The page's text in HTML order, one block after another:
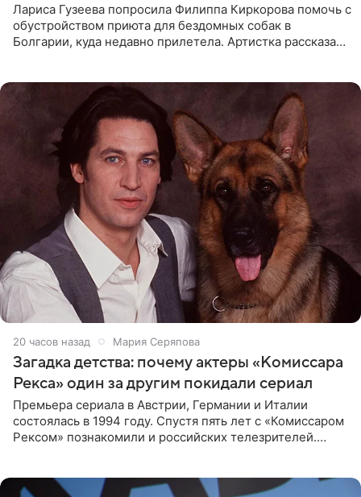
Лариса Гузеева попросила Филиппа Киркорова помочь с
обустройством приюта для бездомных собак в
Болгарии, куда недавно прилетела. Артистка рассказала
20 часов назад Мария Серяпова
Загадка детства: почему актеры «Комиссара
Рекса» один за другим покидали сериал
Премьера сериала в Австрии, Германии и Италии
состоялась в 1994 году. Спустя пять лет с «Комиссаром
Рексом» познакомили и российских телезрителей.